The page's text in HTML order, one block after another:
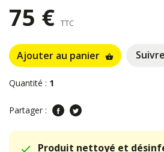
75 € TTC
Ajouter au panier shopping_basket
Quantité : 1
Partager :
Produit nettoyé et